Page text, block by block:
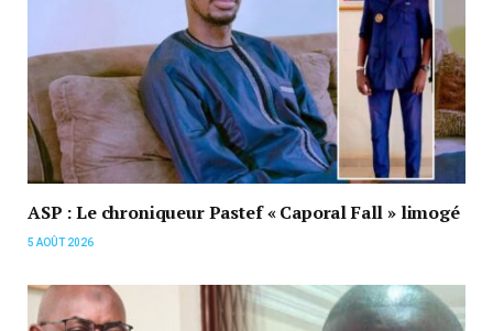
ASP : Le chroniqueur Pastef « Caporal Fall » limogé
5 AOÛT 2026